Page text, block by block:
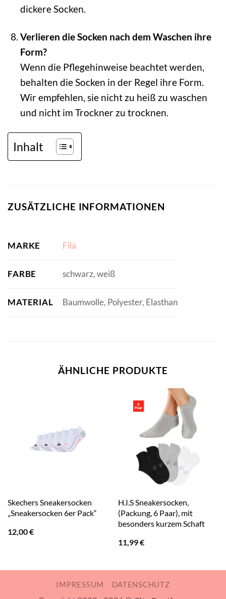
dickere Socken.
Verlieren die Socken nach dem Waschen ihre
Form?
Wenn die Pflegehinweise beachtet werden,
behalten die Socken in der Regel ihre Form.
Wir empfehlen, sie nicht zu heiß zu waschen
und nicht im Trockner zu trocknen.
Inhalt
ZUSÄTZLICHE INFORMATIONEN
MARKE Fila
FARBE schwarz, weiß
MATERIAL Baumwolle, Polyester, Elasthan
ÄHNLICHE PRODUKTE
Skechers Sneakersocken
„Sneakersocken 6er Pack“
12,00€
H.I.S Sneakersocken,
(Packung, 6 Paar), mit
besonders kurzem Schaft
11,99€
IMPRESSUM DATENSCHUTZ